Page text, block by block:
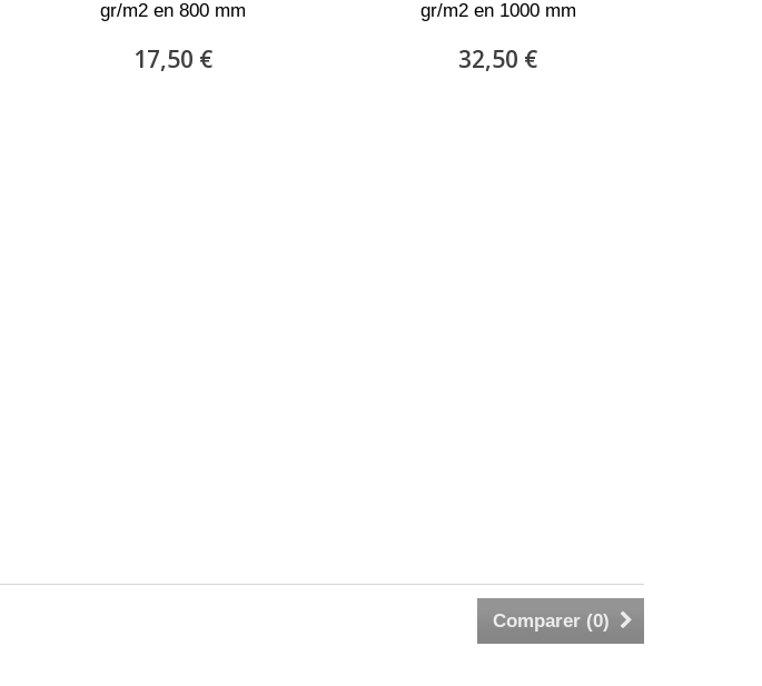
gr/m2 en 800 mm
17,50 €
gr/m2 en 1000 mm
32,50 €
Comparer (0)